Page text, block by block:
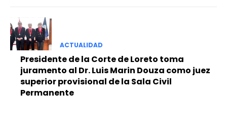
ACTUALIDAD
Presidente de la Corte de Loreto toma
juramento al Dr. Luis Marin Douza como juez
superior provisional de la Sala Civil
Permanente